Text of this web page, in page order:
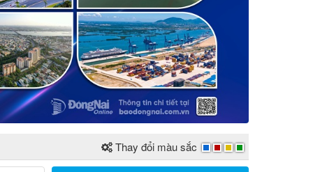
Thay đổi màu sắc